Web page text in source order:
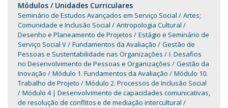
Módulos / Unidades Curriculares
Seminário de Estudos Avançados em Serviço Social
Artes;
Comunidade e Inclusão Social
Antropologia Cultural
Desenho e Planeamento de Projetos
Estágio e Seminário de
Serviço Social V
Fundamentos da Avaliação
Gestão de
Pessoas e Sustentabilidade nas Organizações
I. Desafios
no Desenvolvimento de Pessoas e Organizações
Gestão da
Inovação
Módulo 1. Fundamentos da Avaliação
Módulo 10.
Trabalho de Projeto
Módulo 2. Processos de Inclusão Social
Módulo 4 | Desenvolvimento de capacidades comunicativas,
de resolução de conflitos e de mediação intercultural